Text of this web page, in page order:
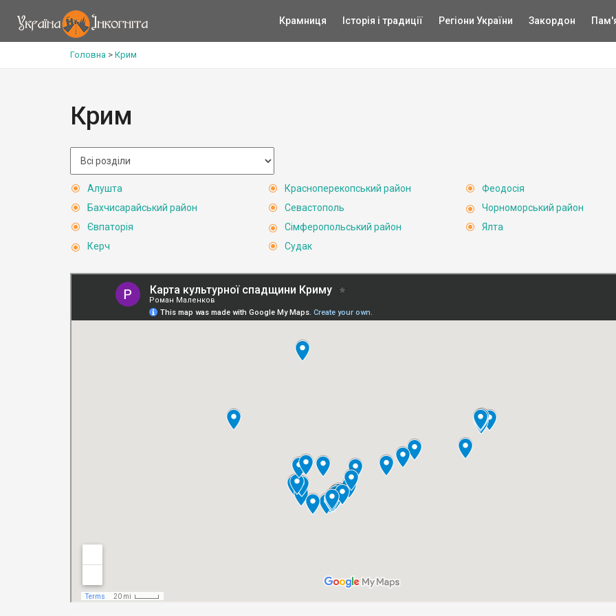
Крамниця Історія і традиції Регіони України Закордон
Головна > Крим
Крим
Алушта
Бахчисарайський район
Євпаторія
Керч
Красноперекопський район
Севастополь
Сімферопольський район
Судак
Феодосія
Чорноморський район
Ялта